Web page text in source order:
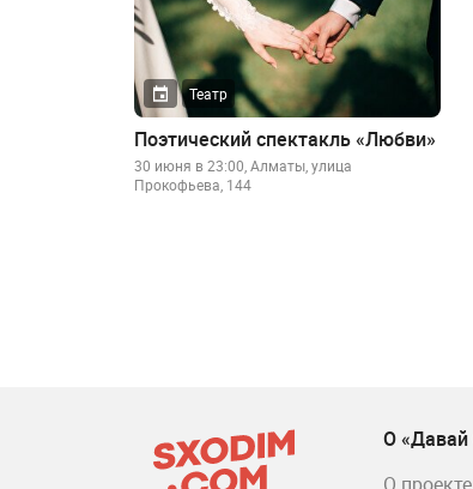
Театр
Поэтический спектакль «Любви»
30 июня в 23:00, Алматы, улица
Прокофьева, 144
О «Давай